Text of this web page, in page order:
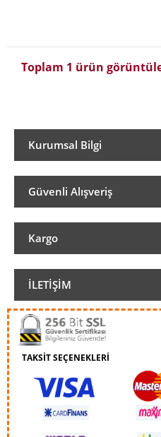
Toplam 1 ürün
Kurumsal Bilgi
Güvenli Alışveriş
Kargo
İLETIŞIM
TAKSİT SEÇENEKLERİ